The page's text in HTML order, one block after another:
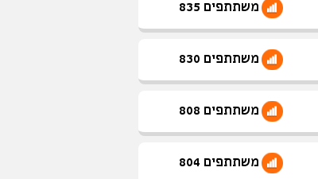
משתתפים 835
משתתפים 830
משתתפים 808
משתתפים 804